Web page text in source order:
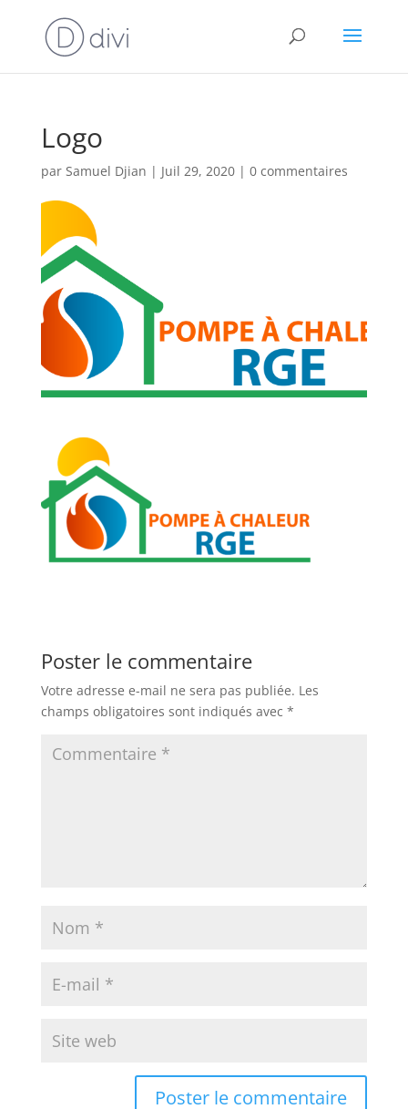
Logo
par Samuel Djian | Juil 29, 2020| 0 commentaires
Poster le commentaire
Votre adresse e-mail ne sera pas publiée. Les
champs obligatoires sont indiqués avec *